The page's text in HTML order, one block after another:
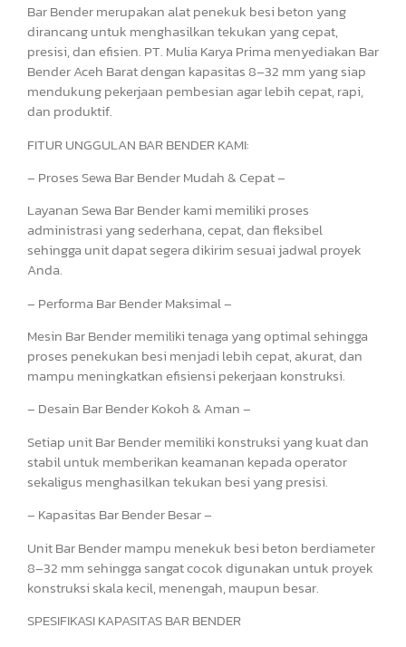
Bar Bender merupakan alat penekuk besi beton yang
dirancang untuk menghasilkan tekukan yang cepat,
presisi, dan efisien. PT. Mulia Karya Prima menyediakan Bar
Bender Aceh Barat dengan kapasitas 8–32 mm yang siap
mendukung pekerjaan pembesian agar lebih cepat, rapi,
dan produktif.
FITUR UNGGULAN BAR BENDER KAMI:
– Proses Sewa Bar Bender Mudah & Cepat –
Layanan Sewa Bar Bender kami memiliki proses
administrasi yang sederhana, cepat, dan fleksibel
sehingga unit dapat segera dikirim sesuai jadwal proyek
Anda.
– Performa Bar Bender Maksimal –
Mesin Bar Bender memiliki tenaga yang optimal sehingga
proses penekukan besi menjadi lebih cepat, akurat, dan
mampu meningkatkan efisiensi pekerjaan konstruksi.
– Desain Bar Bender Kokoh & Aman –
Setiap unit Bar Bender memiliki konstruksi yang kuat dan
stabil untuk memberikan keamanan kepada operator
sekaligus menghasilkan tekukan besi yang presisi.
– Kapasitas Bar Bender Besar –
Unit Bar Bender mampu menekuk besi beton berdiameter
8–32 mm sehingga sangat cocok digunakan untuk proyek
konstruksi skala kecil, menengah, maupun besar.
SPESIFIKASI KAPASITAS BAR BENDER